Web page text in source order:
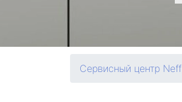
Сервисный центр Neff